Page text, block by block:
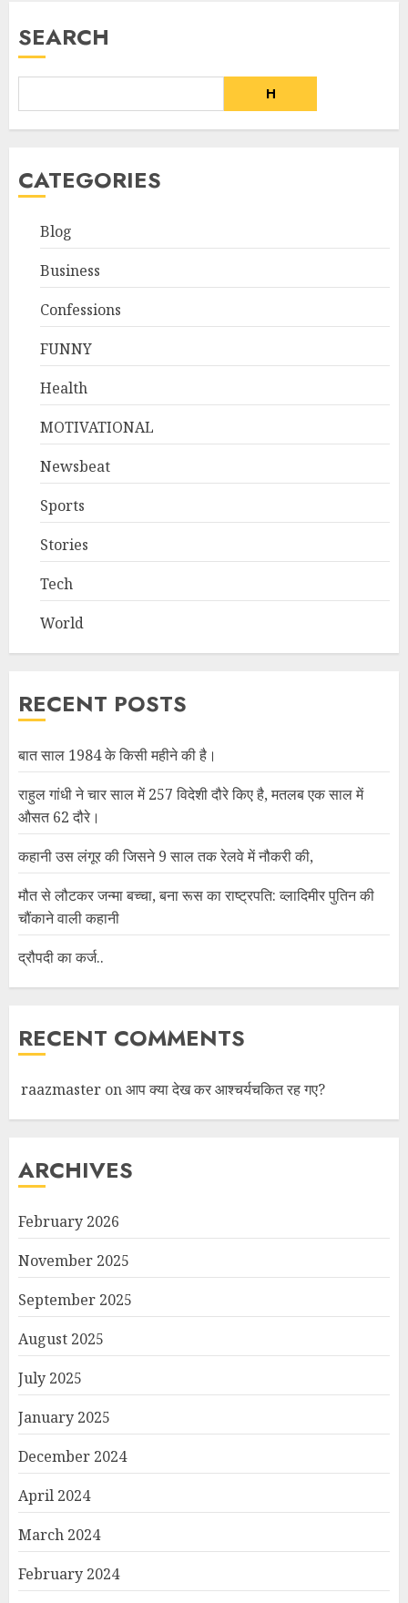
SEARCH
H
CATEGORIES
Blog
Business
Confessions
FUNNY
Health
MOTIVATIONAL
Newsbeat
Sports
Stories
Tech
World
RECENT POSTS
बात साल 1984 के किसी महीने की है।
राहुल गांधी ने चार साल में 257 विदेशी दौरे किए है, मतलब एक साल में
औसत 62 दौरे।
कहानी उस लंगूर की जिसने 9 साल तक रेलवे में नौकरी की,
मौत से लौटकर जन्मा बच्चा, बना रूस का राष्ट्रपति: व्लादिमीर पुतिन की
चौंकाने वाली कहानी
द्रौपदी का कर्ज..
RECENT COMMENTS
raazmaster onआप क्या देख कर आश्चर्यचकित रह गए?
ARCHIVES
February 2026
November 2025
September 2025
August 2025
July 2025
January 2025
December 2024
April 2024
March 2024
February 2024